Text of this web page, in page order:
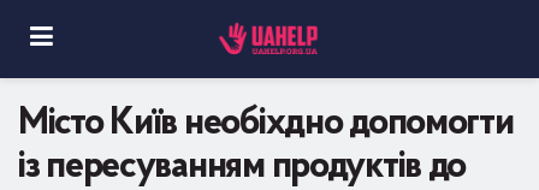
Місто Київ необіхдно допомогти
із пересуванням продуктів до